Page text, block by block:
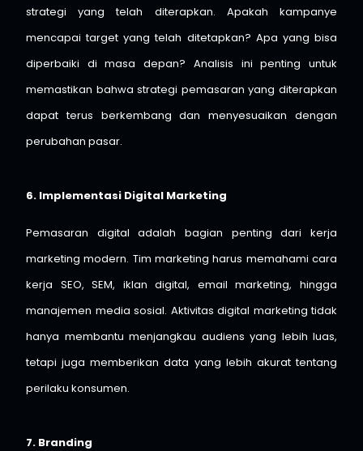
strategi yang telah diterapkan. Apakah kampanye
mencapai target yang telah ditetapkan? Apa yang bisa
diperbaiki di masa depan? Analisis ini penting untuk
memastikan bahwa strategi pemasaran yang diterapkan
dapat terus berkembang dan menyesuaikan dengan
perubahan pasar.
6. Implementasi Digital Marketing
Pemasaran digital adalah bagian penting dari kerja
marketing modern. Tim marketing harus memahami cara
kerja SEO, SEM, iklan digital, email marketing, hingga
manajemen media sosial. Aktivitas digital marketing tidak
hanya membantu menjangkau audiens yang lebih luas,
tetapi juga memberikan data yang lebih akurat tentang
perilaku konsumen.
7. Branding